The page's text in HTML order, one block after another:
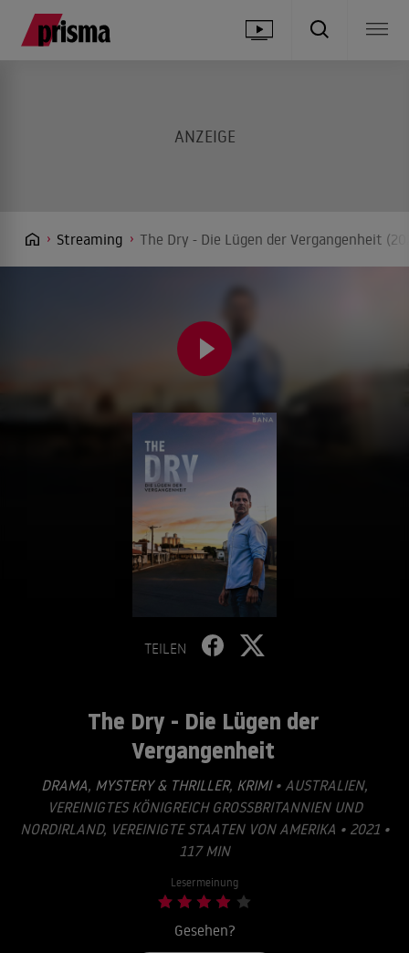
Streaming The Dry - Die Lügen der Vergangenheit
TEILEN
The Dry - Die Lügen der
Vergangenheit
DRAMA, MYSTERY & THRILLER, KRIMI• AUSTRALIEN,
VEREINIGTES KÖNIGREICH GROSSBRITANNIEN UND N
ORDIRLAND, VEREINIGTE STAATEN VON AMERIKA • 2021 • 1
17 MIN
Lesermeinung
Gesehen?